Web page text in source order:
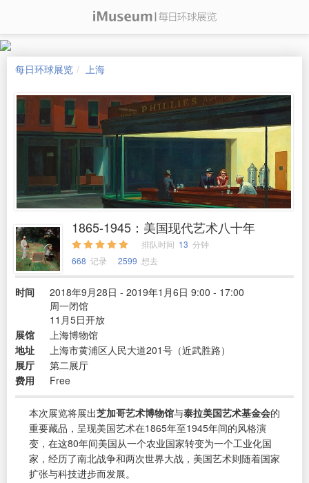
每日环球展览 上海
1865-1945：美国现代艺术八十年
排队时间 13 分钟
668 记录 2599 想去
时间
2018年9月28日 - 2019年1月6日 9:00 - 17:00
周一闭馆
11月5日开放
展馆
上海博物馆
地址
上海市黄浦区人民大道201号（近武胜路）
展厅
第二展厅
费用
Free
本次展览将展出芝加哥艺术博物馆与泰拉美国艺术基金会的
重要藏品，呈现美国艺术在1865年至1945年间的风格演
变，在这80年间美国从一个农业国家转变为一个工业化国
家，经历了南北战争和两次世界大战，美国艺术则随着国家
扩张与科技进步而发展。